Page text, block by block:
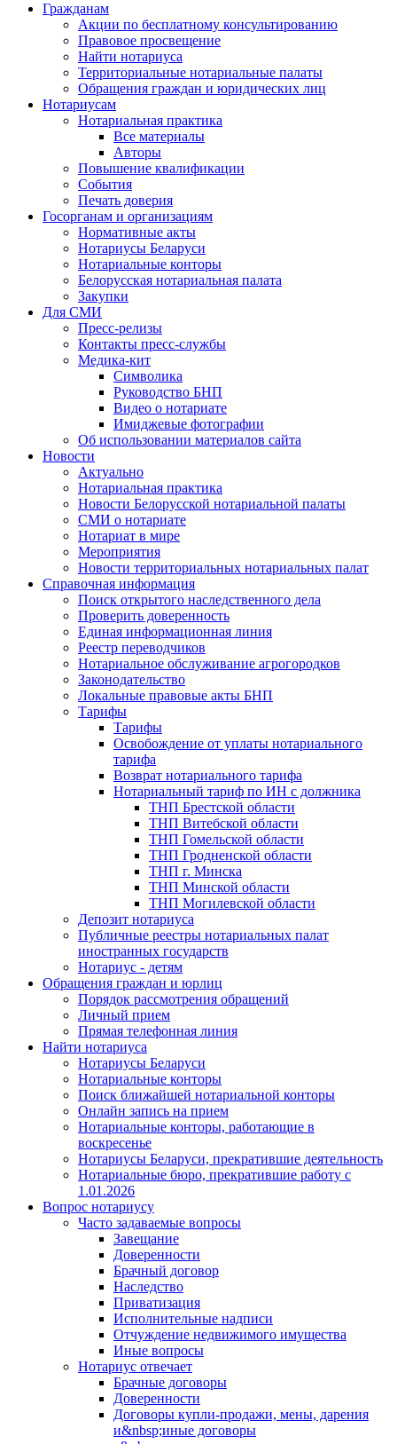
Гражданам
Акции по бесплатному консультированию
Правовое просвещение
Найти нотариуса
Территориальные нотариальные палаты
Обращения граждан и юридических лиц
Нотариусам
Нотариальная практика
Все материалы
Авторы
Повышение квалификации
События
Печать доверия
Госорганам и организациям
Нормативные акты
Нотариусы Беларуси
Нотариальные конторы
Белорусская нотариальная палата
Закупки
Для СМИ
Пресс-релизы
Контакты пресс-службы
Медика-кит
Символика
Руководство БНП
Видео о нотариате
Имиджевые фотографии
Об использовании материалов сайта
Новости
Актуально
Нотариальная практика
Новости Белорусской нотариальной палаты
СМИ о нотариате
Нотариат в мире
Мероприятия
Новости территориальных нотариальных палат
Справочная информация
Поиск открытого наследственного дела
Проверить доверенность
Единая информационная линия
Реестр переводчиков
Нотариальное обслуживание агрогородков
Законодательство
Локальные правовые акты БНП
Тарифы
Тарифы
Освобождение от уплаты нотариального
тарифа
Возврат нотариального тарифа
Нотариальный тариф по ИН с должника
ТНП Брестской области
ТНП Витебской области
ТНП Гомельской области
ТНП Гродненской области
ТНП г. Минска
ТНП Минской области
ТНП Могилевской области
Депозит нотариуса
Публичные реестры нотариальных палат
иностранных государств
Нотариус - детям
Обращения граждан и юрлиц
Порядок рассмотрения обращений
Личный прием
Прямая телефонная линия
Найти нотариуса
Нотариусы Беларуси
Нотариальные конторы
Поиск ближайшей нотариальной конторы
Онлайн запись на прием
Нотариальные конторы, работающие в
воскресенье
Нотариусы Беларуси, прекратившие деятельность
Нотариальные бюро, прекратившие работу с
1.01.2026
Вопрос нотариусу
Часто задаваемые вопросы
Завещание
Доверенности
Брачный договор
Наследство
Приватизация
Исполнительные надписи
Отчуждение недвижимого имущества
Иные вопросы
Нотариус отвечает
Брачные договоры
Доверенности
Договоры купли-продажи, мены, дарения
и&nbsp;иные договоры